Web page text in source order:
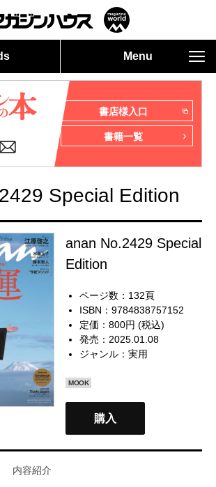
Menu
書店様入口
書籍一覧
Special Edition
anan No.2429 Special
Edition
ページ数：132頁
ISBN：9784838757152
定価：800円 (税込)
発売：2025.01.08
ジャンル：実用
MOOK
購入
内容紹介